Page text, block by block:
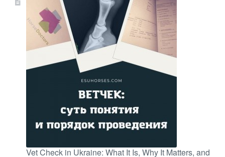
Vet Check in Ukraine: What It Is, Why It Matters, and